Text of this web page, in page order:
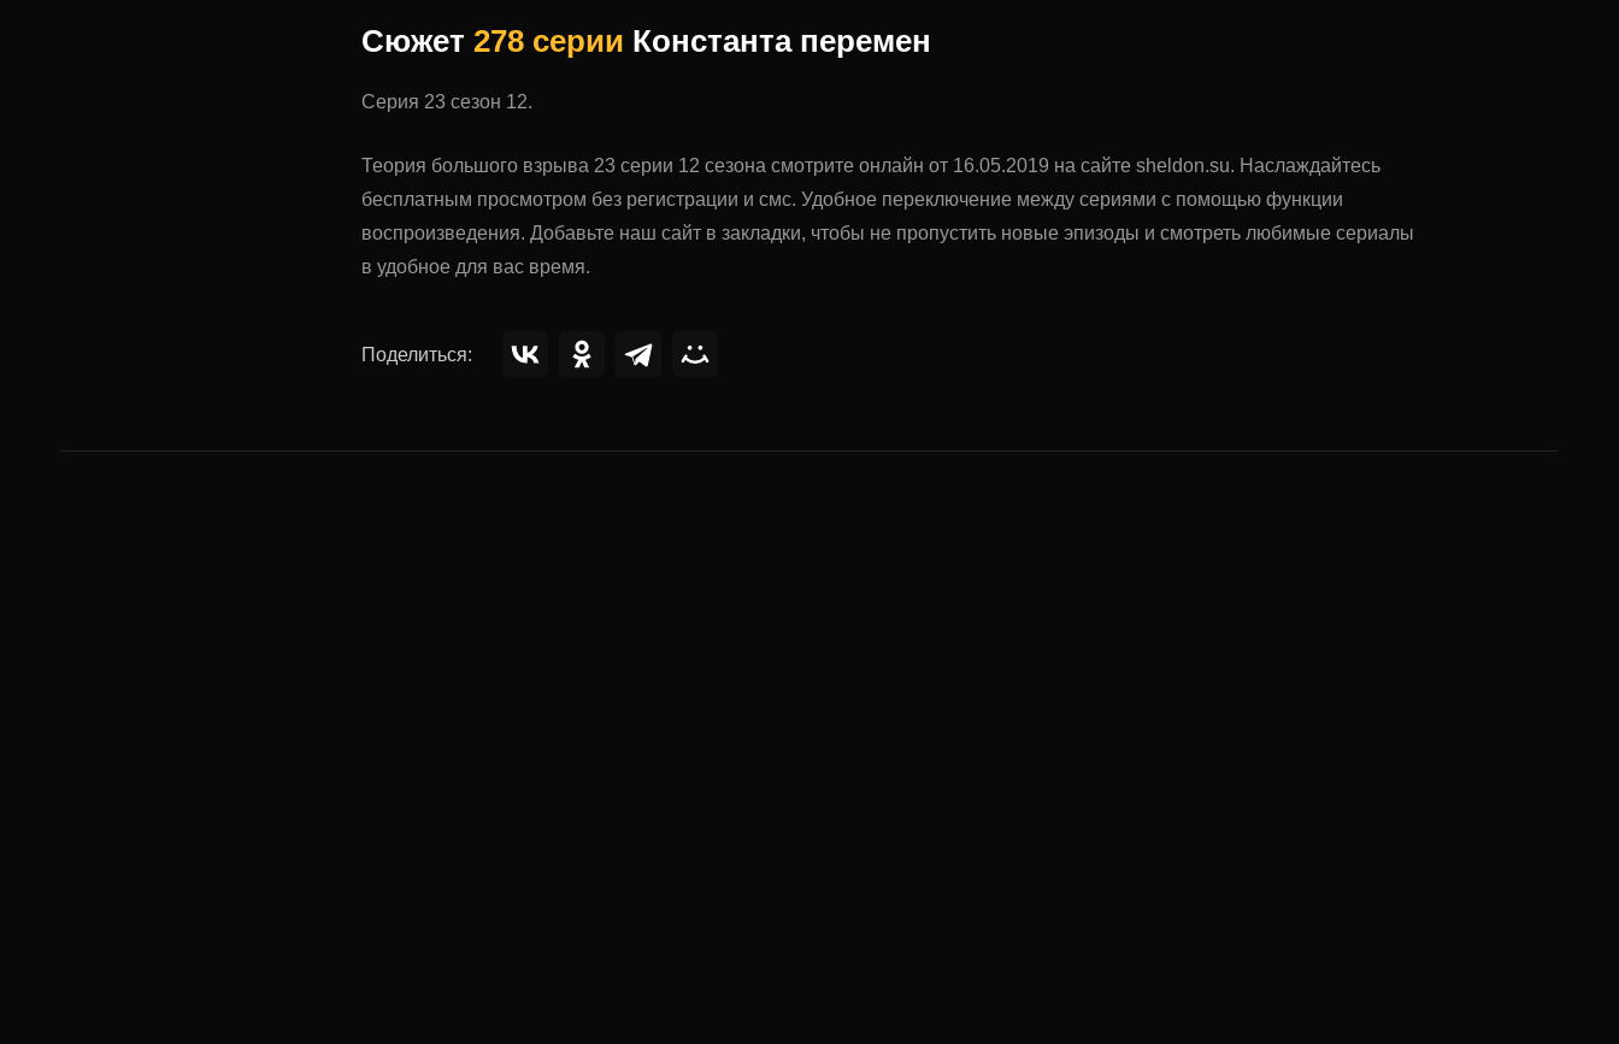
Сюжет 278 серии Константа перемен
Серия 23 сезон 12.
Теория большого взрыва 23 серии 12 сезона смотрите онлайн от 16.05.2019 на сайте sheldon.su. Наслаждайтесь
бесплатным просмотром без регистрации и смс. Удобное переключение между сериями с помощью функции
воспроизведения. Добавьте наш сайт в закладки, чтобы не пропустить новые эпизоды и смотреть любимые сериалы
в удобное для вас время.
Поделиться: